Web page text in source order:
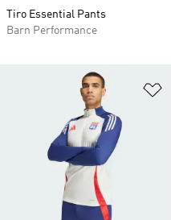
Tiro Essential Pants
Barn Performance